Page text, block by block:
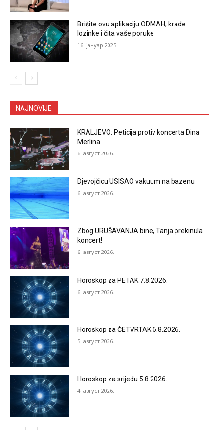
Brišite ovu aplikaciju ODMAH, krade
lozinke i čita vaše poruke
16. јануар 2025.
NAJNOVIJE
KRALJEVO: Peticija protiv koncerta Dina
Merlina
6. август 2026.
Djevojčicu USISAO vakuum na bazenu
6. август 2026.
Zbog URUŠAVANJA bine, Tanja prekinula
koncert!
6. август 2026.
Horoskop za PETAK 7.8.2026.
6. август 2026.
Horoskop za ČETVRTAK 6.8.2026.
5. август 2026.
Horoskop za srijedu 5.8.2026.
4. август 2026.